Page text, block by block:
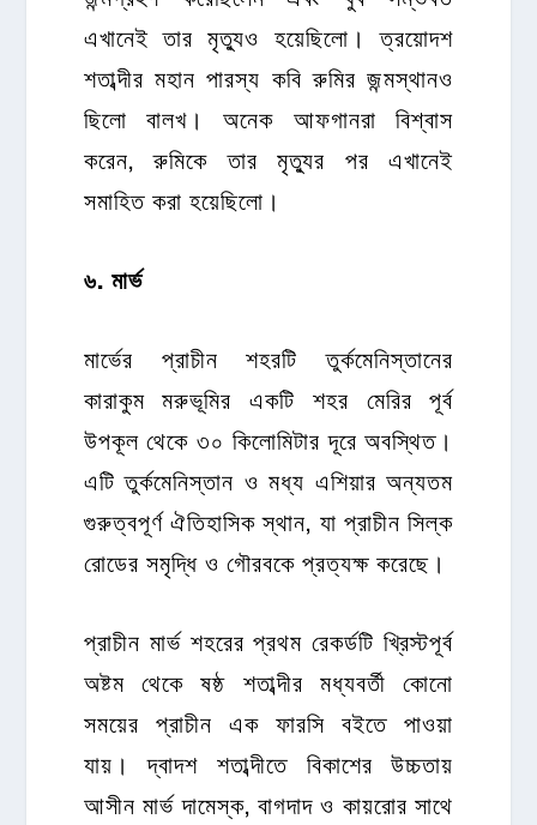
এখানেই তার মৃত্যুও হয়েছিলো। ত্রয়োদশ
শতাব্দীর মহান পারস্য কবি রুমির জন্মস্থানও
ছিলো বালখ। অনেক আফগানরা বিশ্বাস
করেন, রুমিকে তার মৃত্যুর পর এখানেই
সমাহিত করা হয়েছিলো।
৬. মার্ভ
মার্ভের প্রাচীন শহরটি তুর্কমেনিস্তানের
কারাকুম মরুভূমির একটি শহর মেরির পূর্ব
উপকূল থেকে ৩০ কিলোমিটার দূরে অবস্থিত।
এটি তুর্কমেনিস্তান ও মধ্য এশিয়ার অন্যতম
গুরুত্বপূর্ণ ঐতিহাসিক স্থান, যা প্রাচীন সিল্ক
রোডের সমৃদ্ধি ও গৌরবকে প্রত্যক্ষ করেছে।
প্রাচীন মার্ভ শহরের প্রথম রেকর্ডটি খ্রিস্টপূর্ব
অষ্টম থেকে ষষ্ঠ শতাব্দীর মধ্যবর্তী কোনো
সময়ের প্রাচীন এক ফারসি বইতে পাওয়া
যায়। দ্বাদশ শতাব্দীতে বিকাশের উচ্চতায়
আসীন মার্ভ দামেস্ক, বাগদাদ ও কায়রোর সাথে